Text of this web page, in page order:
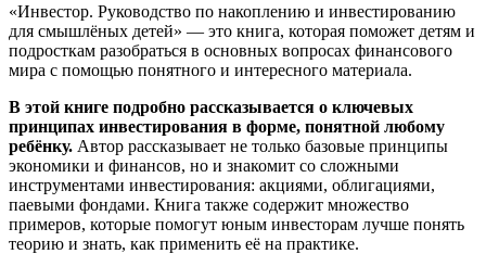
«Инвестор. Руководство по накоплению и инвестированию
для смышлёных детей» — это книга, которая поможет детям и
подросткам разобраться в основных вопросах финансового
мира с помощью понятного и интересного материала.
В этой книге подробно рассказывается о ключевых
принципах инвестирования в форме, понятной любому
ребёнку. Автор рассказывает не только базовые принципы
экономики и финансов, но и знакомит со сложными
инструментами инвестирования: акциями, облигациями,
паевыми фондами. Книга также содержит множество
примеров, которые помогут юным инвесторам лучше понять
теорию и знать, как применить её на практике.